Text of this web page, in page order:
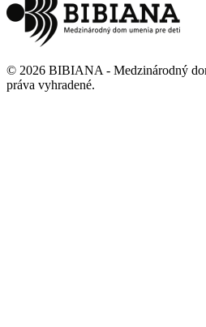
© 2026 BIBIANA - Medzinárodný
práva vyhradené.